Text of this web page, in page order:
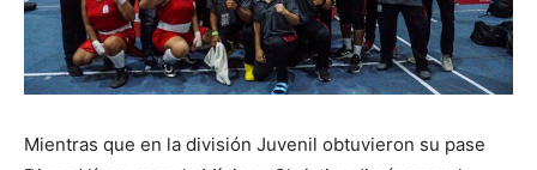
Mientras que en la división Juvenil obtuvieron su pase